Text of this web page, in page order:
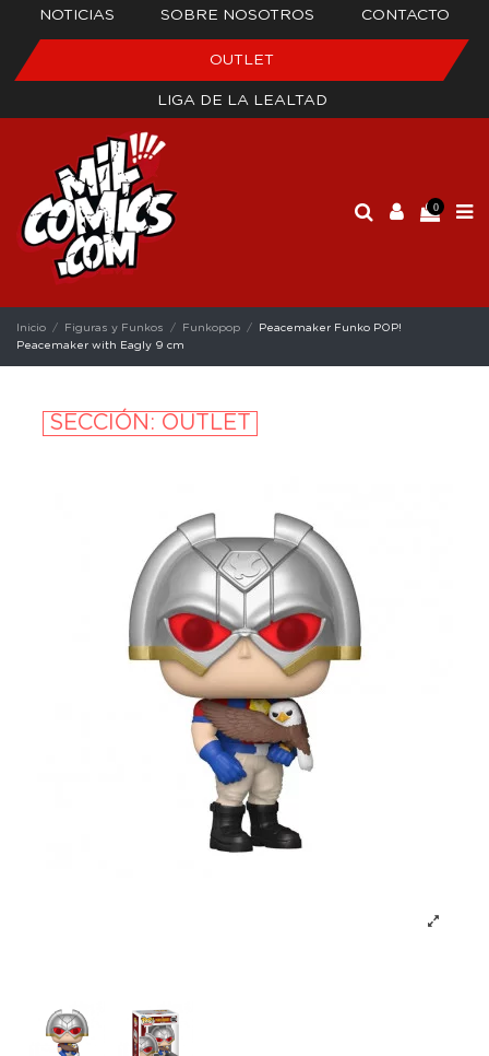
NOTICIAS SOBRE NOSOTROS CONTACTO
OUTLET
LIGA DE LA LEALTAD
0
Inicio Figuras y Funkos Funkopop
Peacemaker Funko POP!
Peacemaker with Eagly 9 cm
SECCIÓN: OUTLET